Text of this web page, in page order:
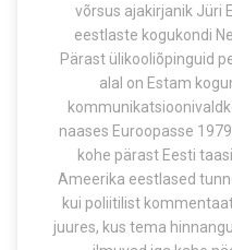
võrsus ajakirjanik Jüri
eestlaste kogukondi
Pärast ülikooliõpinguid
alal on Estam
naases Euroopasse
kohe pärast Eesti
Ameerika eestlased
kui poliitilist
juures, kus tema